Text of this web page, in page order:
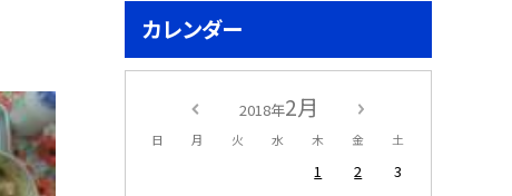
カレンダー
2018年2月
日 月 火 水 木 金 土
1 2
3